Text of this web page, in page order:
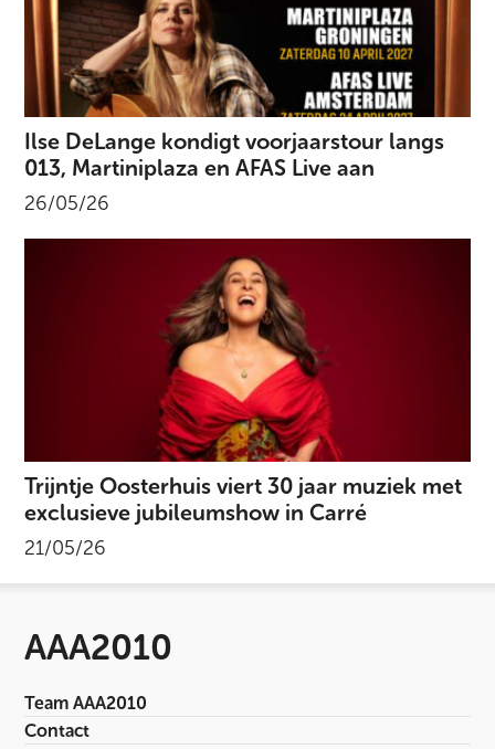
Ilse DeLange kondigt voorjaarstour langs
013, Martiniplaza en AFAS Live aan
26/05/26
Trijntje Oosterhuis viert 30 jaar muziek met
exclusieve jubileumshow in Carré
21/05/26
AAA2010
Team AAA2010
Contact